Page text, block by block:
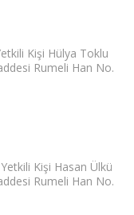
Kişi Hülya Toklu
Rumeli Han No.
Kişi Hasan Ülkü
Rumeli Han No.